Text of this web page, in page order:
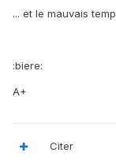
... et le mauvais
:biere:
A+
Citer